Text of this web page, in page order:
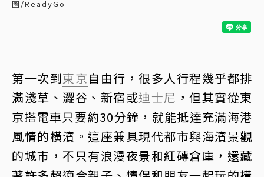
圖/ReadyGo
第一次到東京自由行，很多人行程幾乎都排
滿淺草、澀谷、新宿或迪士尼 ，但其實從東
京搭電車只要約30分鐘，就能抵達充滿海港
風情的橫濱。這座兼具現代都市與海濱景觀
的城市，不只有浪漫夜景和紅磚倉庫，還藏